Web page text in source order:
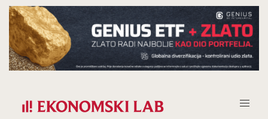
Prijeđi
na
sadržaj